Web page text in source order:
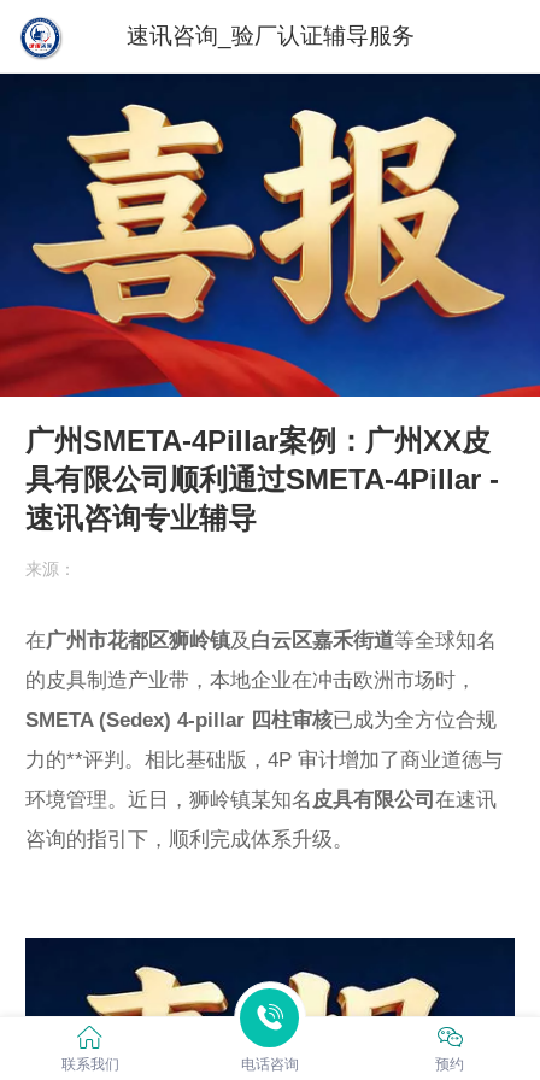
速讯咨询_验厂认证辅导服务
广州SMETA-4Pillar案例：广州XX皮
具有限公司顺利通过SMETA-4Pillar -
速讯咨询专业辅导
来源：
在广州市花都区狮岭镇及 白云区嘉禾街道等全球知名
的皮具制造产业带，本地企业在冲击欧洲市场时，
SMETA (Sedex) 4-pillar 四柱审核已成为全方位合规
力的**评判。相比基础版，4P 审计增加了商业道德与
环境管理。近日，狮岭镇某知名 皮具有限公司 在速讯
咨询的指引下，顺利完成体系升级。
联系我们 电话咨询 预约